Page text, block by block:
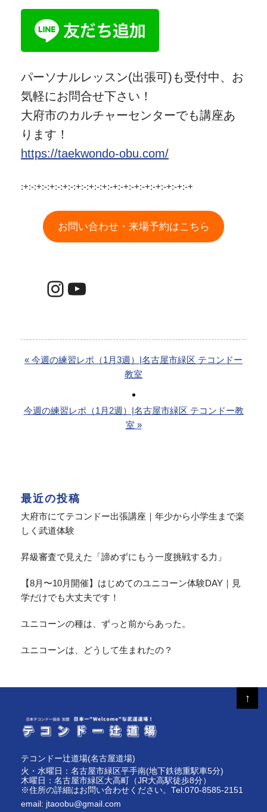
パーソナルレッスン(出張可)も受付中、お
気軽にお問合せ下さい！
大府市のカルチャーセンターでも講座あ
ります！
https://taekwondo-obu.com/
:+:-:+:-:+:-:+:-:+:-:+:-:+:-+:-+:-+:-+:-+:-+:-+:-+
お問い合わせ・来場予約はこちら
Instagram
YouTube
« 今週の練習レポ（1月3週）|名古屋市緑区 テコンドー
教室
今週の練習レポ（1月2週）|名古屋市緑区 テコンドー教
室 »
最近の投稿
大府市にてテコンドー出張講座｜年少から小学生まで楽
しく武道体験
昇級審査で見えた「諦めずにもう一度挑戦する力」
【8月〜10月開催】はじめてのユニコーン体験DAY｜見
学だけでも大丈夫です！
ユニコーンの種は、ずっと前からあった。
ユニコーンは、どうして生まれたの？
テコンドー辻道場(名古屋道場)
火・水曜日：名古屋市緑区平手南(地下鉄徳重駅車5分)
木曜日：名古屋市緑区大高町（JR大高駅徒歩8分）
※住所の詳細はお問い合わせください。Tel:070-8585-2151
email: jtaoobu@gmail.com
↑